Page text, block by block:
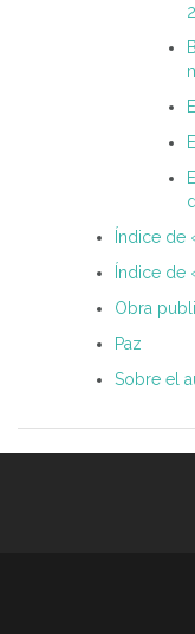
Índice de
Índice de
Obra
Paz
Sobre el